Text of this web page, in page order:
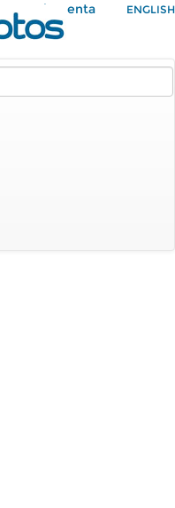
Mi Cuenta ENGLISH